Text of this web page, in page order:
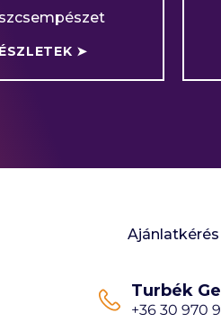
➤
Ajánlatkérés
Turbék
+36 30 970